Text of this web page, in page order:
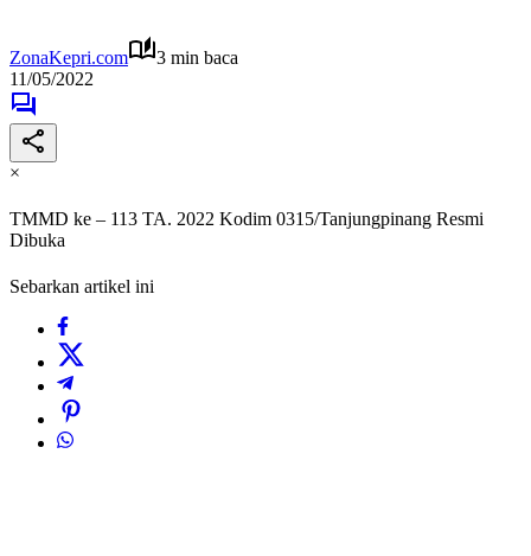
ZonaKepri.com
3 min baca
11/05/2022
×
TMMD ke – 113 TA. 2022 Kodim 0315/Tanjungpinang Resmi
Dibuka
Sebarkan artikel ini